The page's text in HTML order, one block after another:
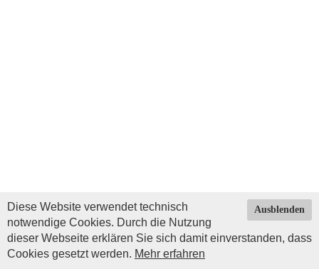
Ausblenden
Diese Website verwendet technisch
notwendige Cookies. Durch die Nutzung
dieser Webseite erklären Sie sich damit einverstanden, dass
Cookies gesetzt werden. Mehr erfahren